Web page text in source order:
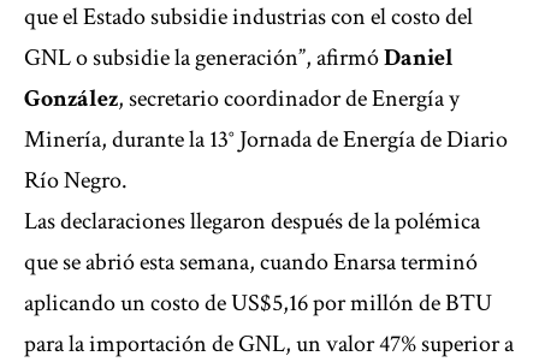
que el Estado subsidie industrias con el costo del
GNL o subsidie la generación”, afirmóDaniel
González, secretario coordinador de Energía y
Minería, durante la 13° Jornada de Energía de Diario
Río Negro.
Las declaraciones llegaron después de la polémica
que se abrió esta semana, cuando Enarsa terminó
aplicando un costo de US$5,16 por millón de BTU
para la importación de GNL, un valor 47% superior a